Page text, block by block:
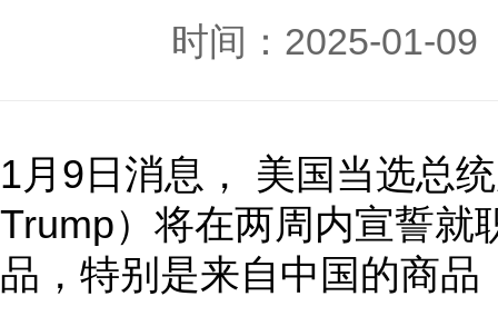
时间：2025-01-
1月9日消息， 美国当选总
Trump）将在两周内宣誓就
品，特别是来自中国的商